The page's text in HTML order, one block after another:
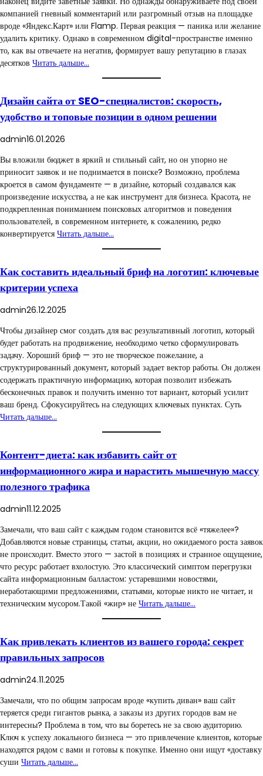
компанией гневный комментарий или разгромный отзыв на площадке
вроде «Яндекс.Карт» или Flamp. Первая реакция — паника или желание
удалить критику. Однако в современном digital-пространстве именно
то, как вы отвечаете на негатив, формирует вашу репутацию в глазах
десятков Читать дальше…
Дизайн сайта от SEO-специалистов: скорость,
удобство и топовые позиции в одном решении
admin16.01.2026
Вы вложили бюджет в яркий и стильный сайт, но он упорно не
приносит заявок и не поднимается в поиске? Возможно, проблема
кроется в самом фундаменте — в дизайне, который создавался как
произведение искусства, а не как инструмент для бизнеса. Красота, не
подкрепленная пониманием поисковых алгоритмов и поведения
пользователей, в современном интернете, к сожалению, редко
конвертируется Читать дальше…
Как составить идеальный бриф на логотип: ключевые
критерии успеха
admin26.12.2025
Чтобы дизайнер смог создать для вас результативный логотип, который
будет работать на продвижение, необходимо четко сформулировать
задачу. Хороший бриф — это не творческое пожелание, а
структурированный документ, который задает вектор работы. Он должен
содержать практичную информацию, которая позволит избежать
бесконечных правок и получить именно тот вариант, который усилит
ваш бренд. Сфокусируйтесь на следующих ключевых пунктах. Суть
Читать дальше…
Контент-диета: как избавить сайт от
информационного жира и нарастить мышечную массу
полезного трафика
admin11.12.2025
Замечали, что ваш сайт с каждым годом становится всё «тяжелее»?
Добавляются новые страницы, статьи, акции, но ожидаемого роста заявок
не происходит. Вместо этого — застой в позициях и странное ощущение,
что ресурс работает вхолостую. Это классический симптом перегрузки
сайта информационным балластом: устаревшими новостями,
неработающими предложениями, статьями, которые никто не читает, и
техническим мусором.Такой «жир» не Читать дальше…
Как привлекать клиентов из вашего города: секрет
правильных запросов
admin24.11.2025
Замечали, что по общим запросам вроде «купить диван» ваш сайт
теряется среди гигантов рынка, а заказы из других городов вам не
интересны? Проблема в том, что вы боретесь не за свою аудиторию.
Ключ к успеху локального бизнеса — это привлечение клиентов, которые
находятся рядом с вами и готовы к покупке. Именно они ищут «доставку
суши Читать дальше…